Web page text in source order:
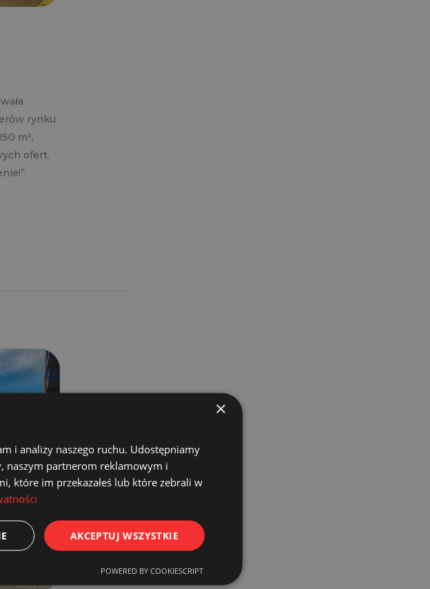
rynku
m²,
ofert.
×
i analizy naszego ruchu. Udostępniamy
naszym partnerom reklamowym i
które im przekazałeś lub które zebrali w
AKCEPTUJ WSZYSTKIE
POWERED BY COOKIESCRIPT